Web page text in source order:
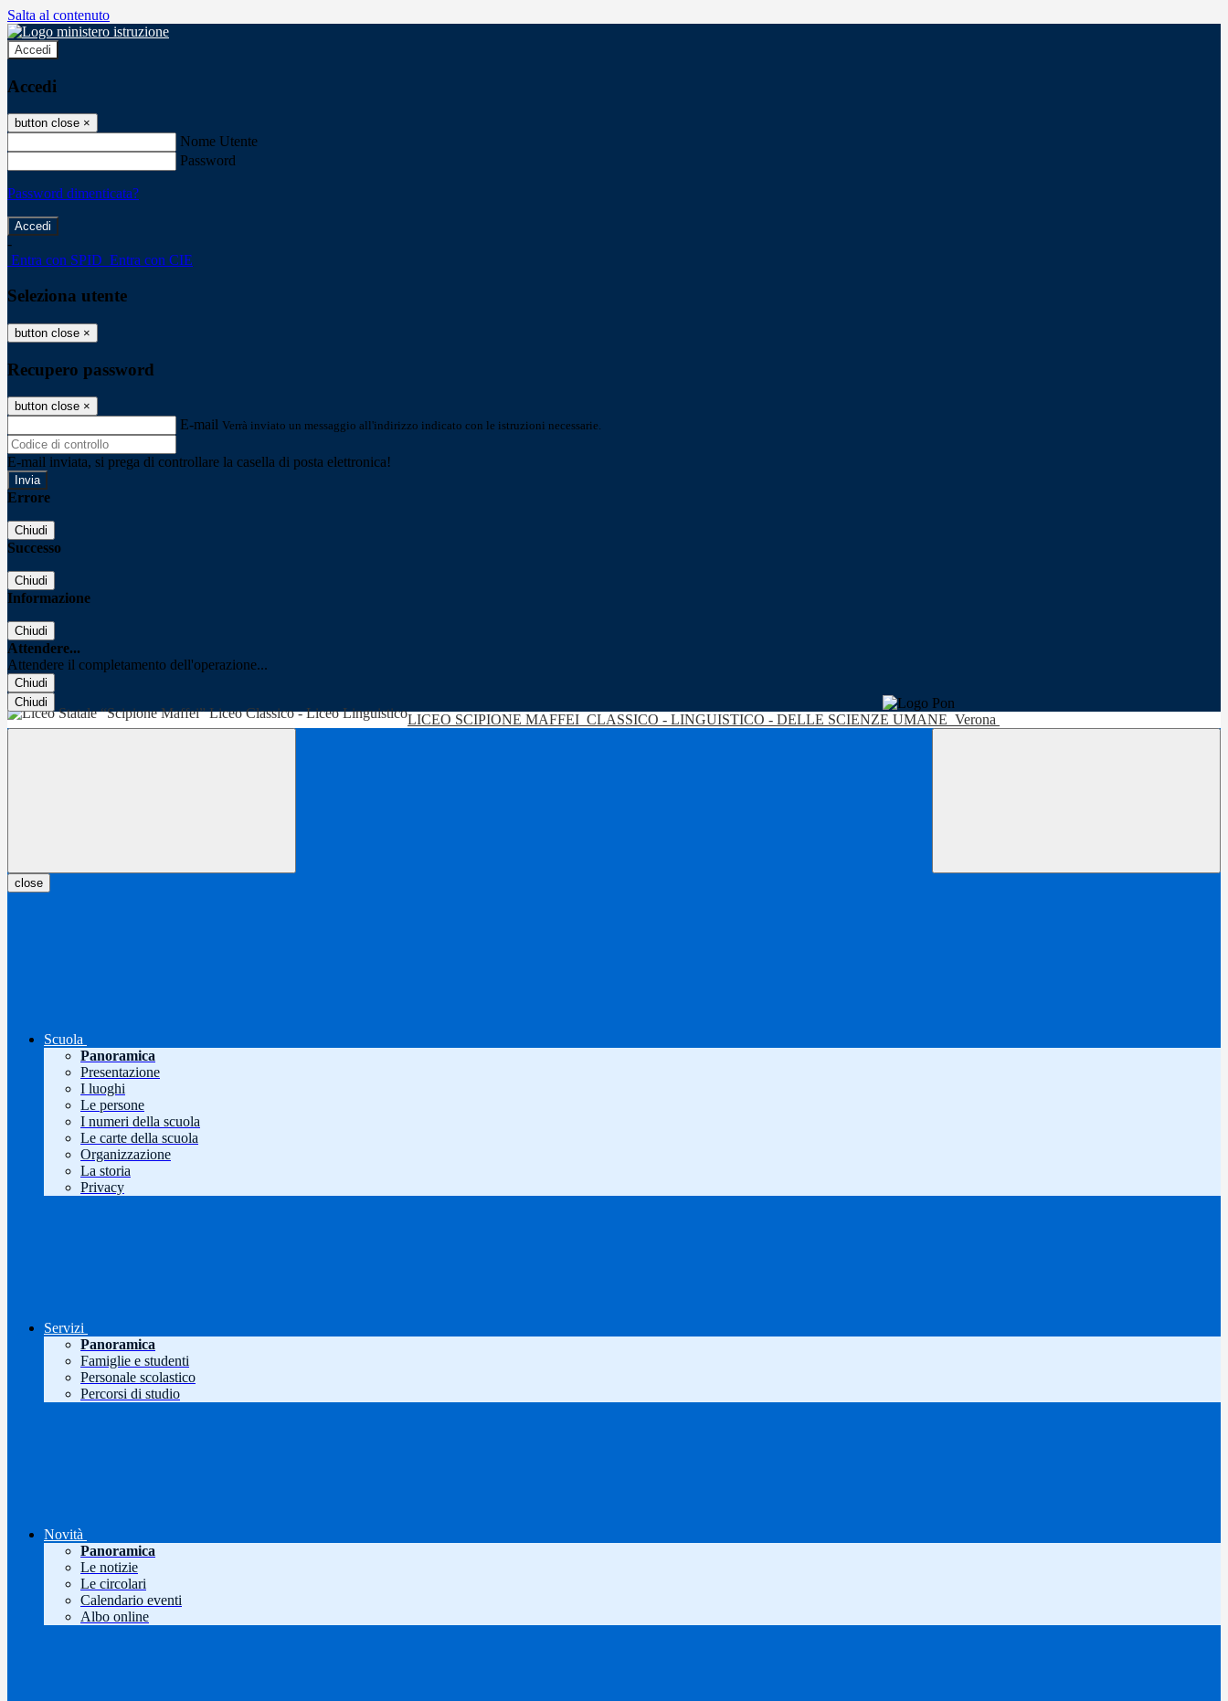
Salta al contenuto
Accedi
Accedi
button close ×
Nome Utente
Password
Password dimenticata?
-
Entra con SPID Entra con CIE
Seleziona utente
button close ×
Recupero password
button close ×
E-mail Verrà inviato un messaggio all'indirizzo indicato con le istruzioni necessarie.
E-mail inviata, si prega di controllare la casella di posta elettronica!
Errore
Chiudi
Successo
Chiudi
Informazione
Chiudi
Attendere...
Attendere il completamento dell'operazione...
Chiudi
Chiudi
LICEO SCIPIONE MAFFEI CLASSICO - LINGUISTICO - DELLE SCIENZE UMANE Verona
close
Scuola
Panoramica
Presentazione
I luoghi
Le persone
I numeri della scuola
Le carte della scuola
Organizzazione
La storia
Privacy
Servizi
Panoramica
Famiglie e studenti
Personale scolastico
Percorsi di studio
Novità
Panoramica
Le notizie
Le circolari
Calendario eventi
Albo online